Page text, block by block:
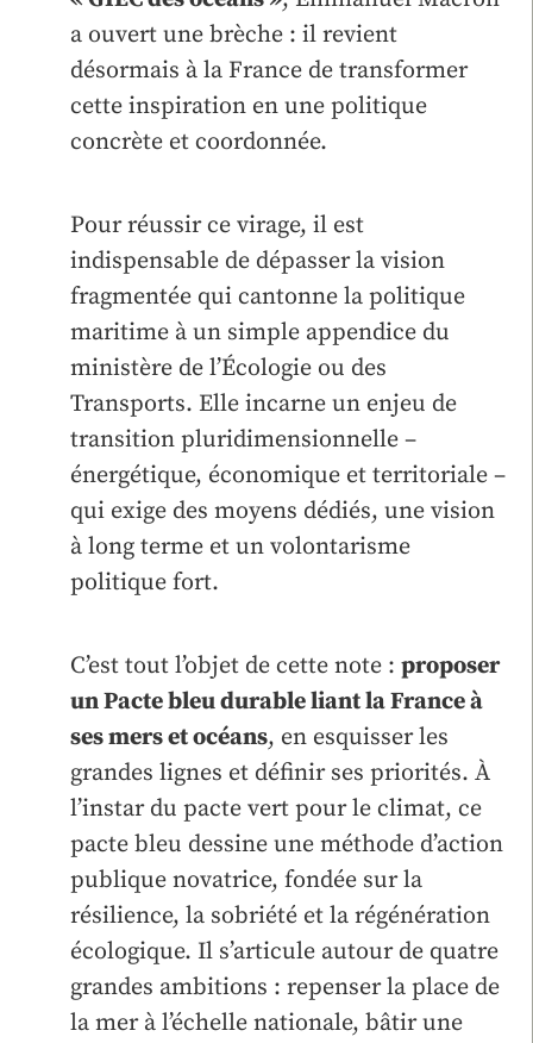
a ouvert une brèche : il revient
désormais à la France de transformer
cette inspiration en une politique
concrète et coordonnée.
Pour réussir ce virage, il est
indispensable de dépasser la vision
fragmentée qui cantonne la politique
maritime à un simple appendice du
ministère de l’Écologie ou des
Transports. Elle incarne un enjeu de
transition pluridimensionnelle –
énergétique, économique et territoriale –
qui exige des moyens dédiés, une vision
à long terme et un volontarisme
politique fort.
C’est tout l’objet de cette note : proposer
un Pacte bleu durable liant la France à
ses mers et océans, en esquisser les
grandes lignes et définir ses priorités. À
l’instar du pacte vert pour le climat, ce
pacte bleu dessine une méthode d’action
publique novatrice, fondée sur la
résilience, la sobriété et la régénération
écologique. Il s’articule autour de quatre
grandes ambitions : repenser la place de
la mer à l’échelle nationale, bâtir une